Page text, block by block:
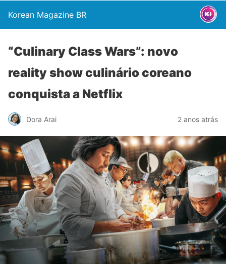
Korean Magazine BR
“Culinary Class Wars”: novo
reality show culinário coreano
conquista a Netflix
Dora Arai 2 anos atrás